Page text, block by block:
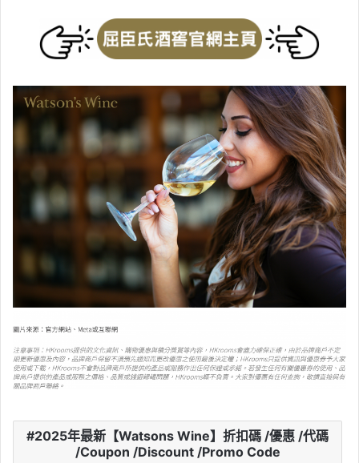
2025年最新【Watsons Wine】折扣碼 /優惠 /代碼
/Coupon /Discount /Promo Code